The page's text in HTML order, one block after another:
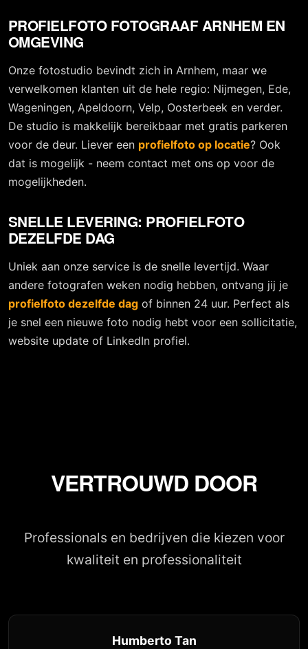
PROFIELFOTO FOTOGRAAF ARNHEM EN
OMGEVING
Onze fotostudio bevindt zich in Arnhem, maar we
verwelkomen klanten uit de hele regio: Nijmegen, Ede,
Wageningen, Apeldoorn, Velp, Oosterbeek en verder.
De studio is makkelijk bereikbaar met gratis parkeren
voor de deur. Liever een profielfoto op locatie? Ook
dat is mogelijk - neem contact met ons op voor de
mogelijkheden.
SNELLE LEVERING: PROFIELFOTO
DEZELFDE DAG
Uniek aan onze service is de snelle levertijd. Waar
andere fotografen weken nodig hebben, ontvang jij je
profielfoto dezelfde dag of binnen 24 uur. Perfect als
je snel een nieuwe foto nodig hebt voor een sollicitatie,
website update of LinkedIn profiel.
VERTROUWD DOOR
Professionals en bedrijven die kiezen voor
kwaliteit en professionaliteit
Humberto Tan